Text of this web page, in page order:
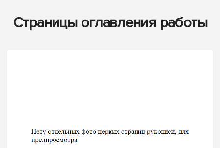
Страницы оглавления работы